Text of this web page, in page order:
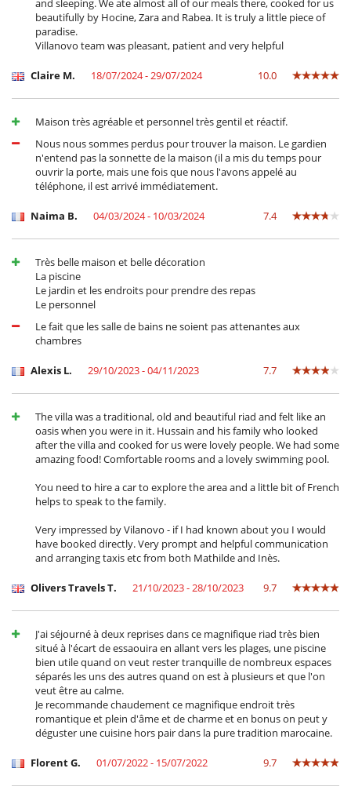
and sleeping. We ate almost all of our meals there, cooked for us
beautifully by Hocine, Zara and Rabea. It is truly a little piece of
paradise.
Villanovo team was pleasant, patient and very helpful
Claire M. 18/07/2024 - 29/07/2024 10.0
Maison très agréable et personnel très gentil et réactif.
Nous nous sommes perdus pour trouver la maison. Le gardien
n'entend pas la sonnette de la maison (il a mis du temps pour
ouvrir la porte, mais une fois que nous l'avons appelé au
téléphone, il est arrivé immédiatement.
Naima B. 04/03/2024 - 10/03/2024 7.4
Très belle maison et belle décoration
La piscine
Le jardin et les endroits pour prendre des repas
Le personnel
Le fait que les salle de bains ne soient pas attenantes aux
chambres
Alexis L. 29/10/2023 - 04/11/2023 7.7
The villa was a traditional, old and beautiful riad and felt like an
oasis when you were in it. Hussain and his family who looked
after the villa and cooked for us were lovely people. We had some
amazing food! Comfortable rooms and a lovely swimming pool.
You need to hire a car to explore the area and a little bit of French
helps to speak to the family.
Very impressed by Vilanovo - if I had known about you I would
have booked directly. Very prompt and helpful communication
and arranging taxis etc from both Mathilde and Inès.
Olivers Travels T. 21/10/2023 - 28/10/2023 9.7
J'ai séjourné à deux reprises dans ce magnifique riad très bien
situé à l'écart de essaouira en allant vers les plages, une piscine
bien utile quand on veut rester tranquille de nombreux espaces
séparés les uns des autres quand on est à plusieurs et que l'on
veut être au calme.
Je recommande chaudement ce magnifique endroit très
romantique et plein d'âme et de charme et en bonus on peut y
déguster une cuisine hors pair dans la pure tradition marocaine.
Florent G. 01/07/2022 - 15/07/2022 9.7